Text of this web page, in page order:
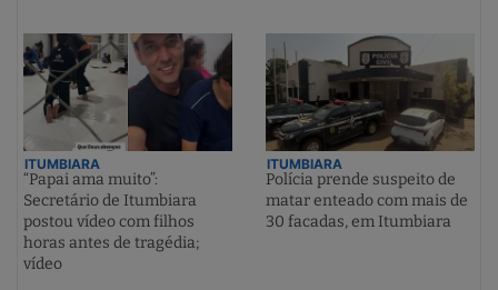
ITUMBIARA
“Papai ama muito”:
Secretário de Itumbiara
postou vídeo com filhos
horas antes de tragédia;
vídeo
ITUMBIARA
Polícia prende suspeito de
matar enteado com mais de
30 facadas, em Itumbiara